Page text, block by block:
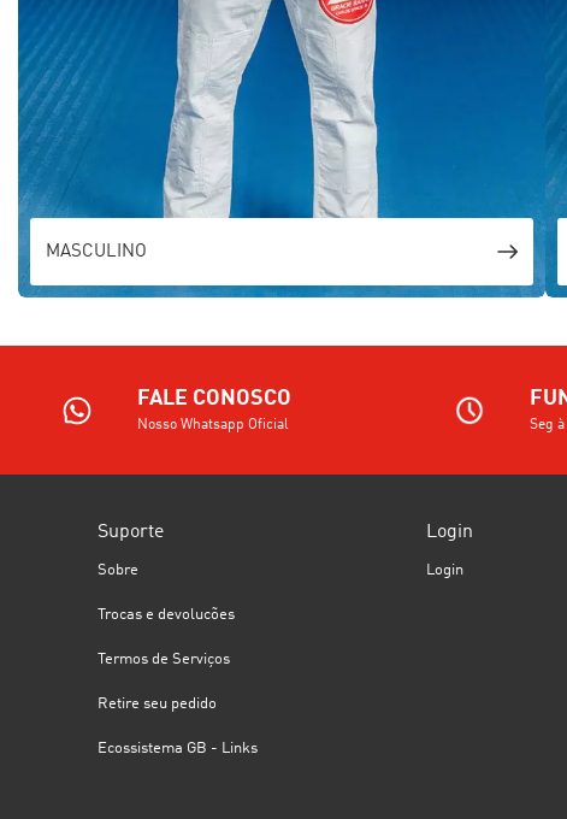
MASCULINO
FALE CONOSCO
Nosso Whatsapp Oficial Seg
Suporte
Sobre
Trocas e devolucões
Termos de Serviços
Retire seu pedido
Ecossistema GB - Links
Login
Login